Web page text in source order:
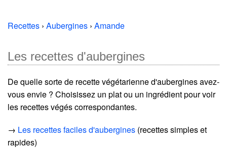
Recettes › Aubergines › Amande
Les recettes d'aubergines
De quelle sorte de recette végétarienne d'aubergines avez-
vous envie ? Choisissez un plat ou un ingrédient pour voir
les recettes végés correspondantes.
→ Les recettes faciles d'aubergines (recettes simples et
rapides)